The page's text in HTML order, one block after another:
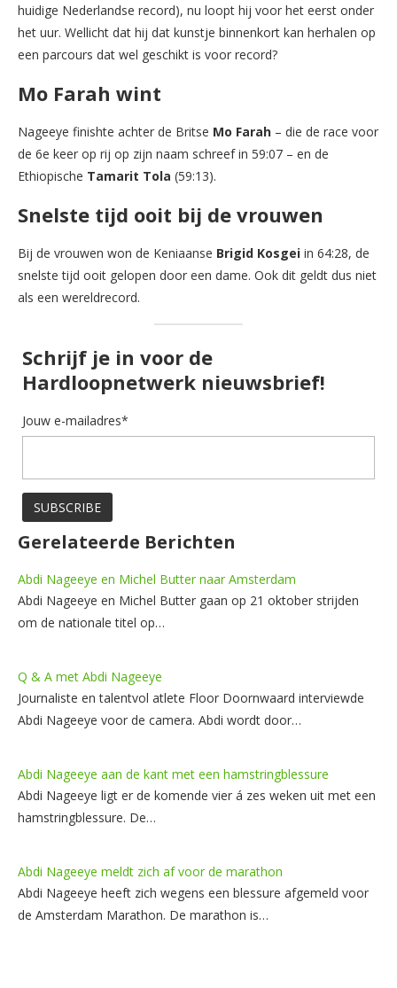
huidige Nederlandse record), nu loopt hij voor het eerst onder
het uur. Wellicht dat hij dat kunstje binnenkort kan herhalen op
een parcours dat wel geschikt is voor record?
Mo Farah wint
Nageeye finishte achter de Britse Mo Farah – die de race voor
de 6e keer op rij op zijn naam schreef in 59:07 – en de
Ethiopische Tamarit Tola (59:13).
Snelste tijd ooit bij de vrouwen
Bij de vrouwen won de Keniaanse Brigid Kosgei in 64:28, de
snelste tijd ooit gelopen door een dame. Ook dit geldt dus niet
als een wereldrecord.
Schrijf je in voor de
Hardloopnetwerk nieuwsbrief!
Jouw e-mailadres*
Gerelateerde Berichten
Abdi Nageeye en Michel Butter naar Amsterdam
Abdi Nageeye en Michel Butter gaan op 21 oktober strijden
om de nationale titel op…
Q & A met Abdi Nageeye
Journaliste en talentvol atlete Floor Doornwaard interviewde
Abdi Nageeye voor de camera. Abdi wordt door…
Abdi Nageeye aan de kant met een hamstringblessure
Abdi Nageeye ligt er de komende vier á zes weken uit met een
hamstringblessure. De…
Abdi Nageeye meldt zich af voor de marathon
Abdi Nageeye heeft zich wegens een blessure afgemeld voor
de Amsterdam Marathon. De marathon is…